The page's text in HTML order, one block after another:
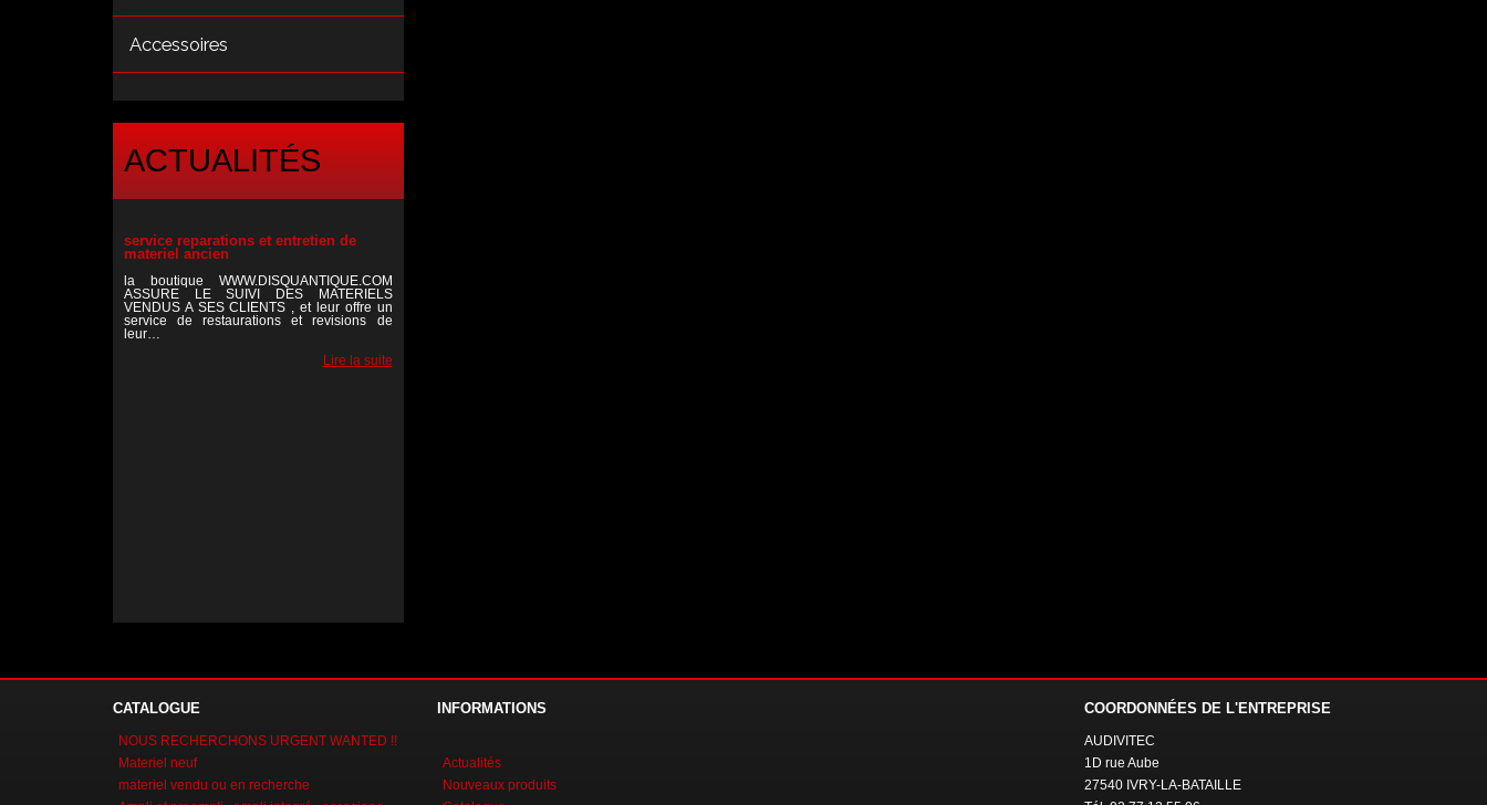
Accessoires
ACTUALITÉS
service reparations et entretien de
materiel ancien
la boutique WWW.DISQUANTIQUE.COM
ASSURE LE SUIVI DES MATERIELS
VENDUS A SES CLIENTS , et leur offre un
service de restaurations et revisions de
leur…
Lire la suite
Lire la suite
CATALOGUE
NOUS RECHERCHONS URGENT WANTED !!
Materiel neuf
materiel vendu ou en recherche
INFORMATIONS
Actualités
Nouveaux produits
COORDONNÉES DE L'ENTREPRISE
AUDIVITEC
1D rue Aube
27540 IVRY-LA-BATAILLE